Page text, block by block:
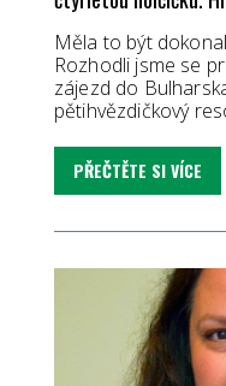
Měla to být
Rozhodli jsme se
zájezd do
pětihvězdičkový
PŘEČTĚTE SI VÍCE